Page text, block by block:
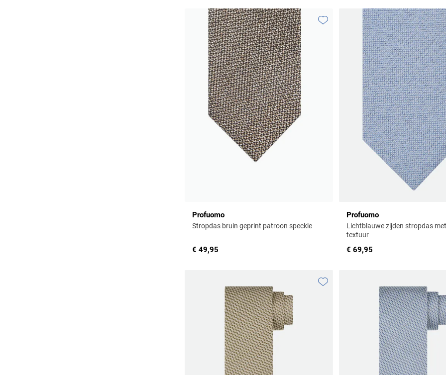
Profuomo
Stropdas bruin geprint patroon speckle
€ 49,95
Toevoegen aan favorieten
Profuomo
Lichtblauwe zijden stropdas
textuur
€ 69,95
Toevoegen aan favorieten